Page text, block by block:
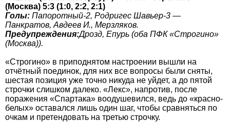
(Москва) 5:3 (1:0, 2:2, 2:1)
Голы: Папоротный-2, Родригес Шавьер-3 —
Панкратов, Авдеев И., Мерзляков.
Предупреждения:Дрозд, Епурь (оба ПФК «Строгино»
(Москва)).
«Строгино» в приподнятом настроении вышли на
отчётный поединок, для них все вопросы были сняты,
шестая позиция уже точно никуда не уйдет, а до пятой
строчки слишком далеко. «Лекс», напротив, после
поражения «Спартака» воодушевился, ведь до «красно-
белых» оставался лишь один шаг, чтобы сравняться по
очкам и претендовать на третью строчку.